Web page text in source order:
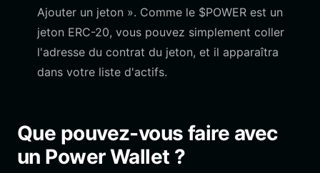
Ajouter un jeton ». Comme le $POWER est un
jeton ERC-20, vous pouvez simplement coller
l'adresse du contrat du jeton, et il apparaîtra
dans votre liste d'actifs.
Que pouvez-vous faire avec
un Power Wallet ?